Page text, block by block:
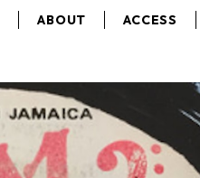
ABOUT ACCESS